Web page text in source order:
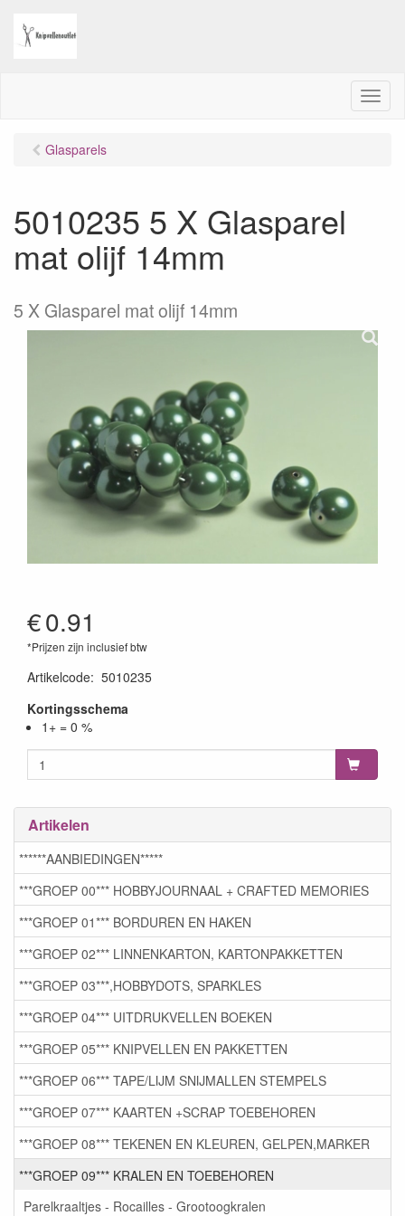
M
e
Glasparels
5010235 5 X Glasparel
mat olijf 14mm
5 X Glasparel mat olijf 14mm
€0.91
*Prijzen zijn inclusief btw
Artikelcode: 5010235
Kortingsschema
1+ = 0 %
Artikelen
******AANBIEDINGEN*****
***GROEP 00*** HOBBYJOURNAAL + CRAFTED MEMORIES
***GROEP 01*** BORDUREN EN HAKEN
***GROEP 02*** LINNENKARTON, KARTONPAKKETTEN
***GROEP 03***,HOBBYDOTS, SPARKLES
***GROEP 04*** UITDRUKVELLEN BOEKEN
***GROEP 05*** KNIPVELLEN EN PAKKETTEN
***GROEP 06*** TAPE/LIJM SNIJMALLEN STEMPELS
***GROEP 07*** KAARTEN +SCRAP TOEBEHOREN
***GROEP 08*** TEKENEN EN KLEUREN, GELPEN,MARKER
***GROEP 09*** KRALEN EN TOEBEHOREN
Parelkraaltjes - Rocailles - Grootoogkralen